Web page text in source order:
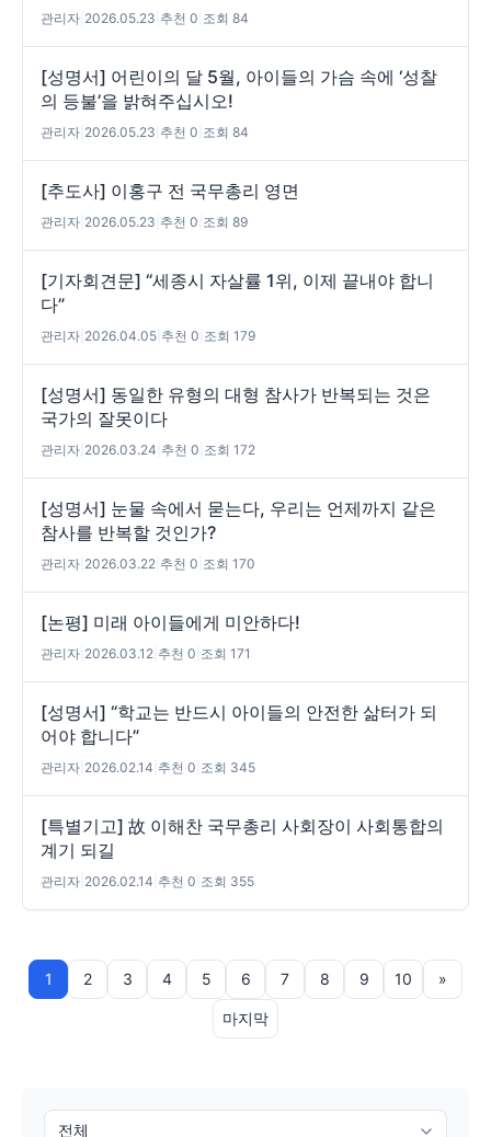
관리자 2026.05.23 추천 0 조회 84
[성명서] 어린이의 달 5월, 아이들의 가슴 속에 ‘성찰
의 등불’을 밝혀주십시오!
관리자 2026.05.23 추천 0 조회 84
[추도사] 이홍구 전 국무총리 영면
관리자 2026.05.23 추천 0 조회 89
[기자회견문] “세종시 자살률 1위, 이제 끝내야 합니
다”
관리자 2026.04.05 추천 0 조회 179
[성명서] 동일한 유형의 대형 참사가 반복되는 것은
국가의 잘못이다
관리자 2026.03.24 추천 0 조회 172
[성명서] 눈물 속에서 묻는다, 우리는 언제까지 같은
참사를 반복할 것인가?
관리자 2026.03.22 추천 0 조회 170
[논평] 미래 아이들에게 미안하다!
관리자 2026.03.12 추천 0 조회 171
[성명서] “학교는 반드시 아이들의 안전한 삶터가 되
어야 합니다”
관리자 2026.02.14 추천 0 조회 345
[특별기고] 故 이해찬 국무총리 사회장이 사회통합의
계기 되길
관리자 2026.02.14 추천 0 조회 355
1 2 3 4 5 6 7 8 9 10 »
마지막